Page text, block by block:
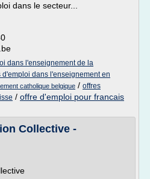
dans le secteur...
dans l'enseignement de la
d'emploi dans l'enseignement en
catholique belgique / offres
/ offre d'emploi pour francais
Collective -